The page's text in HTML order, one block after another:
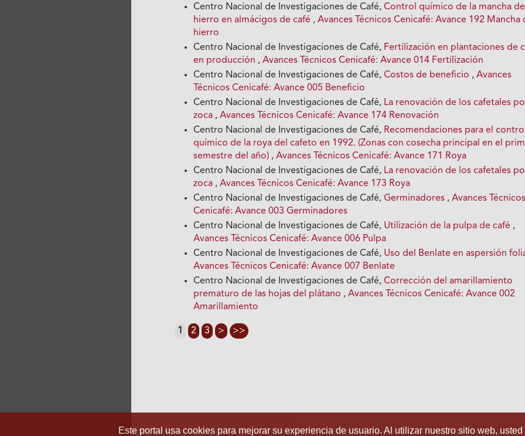
Centro Nacional de Investigaciones de Café,Control químico de la mancha de
hierro en almácigos de café ,Avances Técnicos Cenicafé: Avance 192 Mancha
hierro
Centro Nacional de Investigaciones de Café, Fertilización en plantaciones de
en producción ,Avances Técnicos Cenicafé: Avance 014 Fertilización
Centro Nacional de Investigaciones de Café,Costos de beneficio ,Avances
Técnicos Cenicafé: Avance 005 Beneficio
Centro Nacional de Investigaciones de Café, La renovación de los cafetales
zoca ,Avances Técnicos Cenicafé: Avance 174 Renovación
Centro Nacional de Investigaciones de Café, Recomendaciones para el
químico de la roya del cafeto en 1992. (Zonas con cosecha principal en el
semestre del año) ,Avances Técnicos Cenicafé: Avance 171 Roya
Centro Nacional de Investigaciones de Café, La renovación de los cafetales
zoca ,Avances Técnicos Cenicafé: Avance 173 Roya
Centro Nacional de Investigaciones de Café,Germinadores ,Avances Técnicos
Cenicafé: Avance 003 Germinadores
Centro Nacional de Investigaciones de Café, Utilización de la pulpa de café ,
Avances Técnicos Cenicafé: Avance 006 Pulpa
Centro Nacional de Investigaciones de Café, Uso del Benlate en aspersión
Avances Técnicos Cenicafé: Avance 007 Benlate
Centro Nacional de Investigaciones de Café,Corrección del amarillamiento
prematuro de las hojas del plátano ,Avances Técnicos Cenicafé: Avance 002
Amarillamiento
1 2 3 > >>
Este portal usa cookies para mejorar su experiencia de usuario. Al utilizar nuestro sitio web,